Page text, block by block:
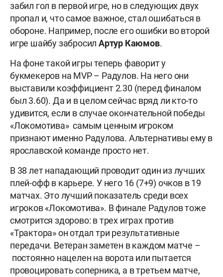
забил гол в первой игре, но в следующих двух
пропал и, что самое важное, стал ошибаться в
обороне. Например, после его ошибки во второй
игре шайбу забросилАртур Каюмов.
На фоне такой игры теперь фаворит у
букмекеров на MVP – Радулов. На него они
выставили коэффициент 2.30 (перед финалом
был 3.60). Да и в целом сейчас вряд ли кто-то
удивится, если в случае окончательной победы
«Локомотива» самым ценным игроком
признают именно Радулова. Альтернативы ему в
ярославской команде просто нет.
В 38 лет нападающий проводит один из лучших
плей-офф в карьере. У него 16 (7+9) очков в 19
матчах. Это лучший показатель среди всех
игроков «Локомотива». В финале Радулов тоже
смотрится здорово: в трех играх против
«Трактора» он отдал три результативные
передачи. Ветеран заметен в каждом матче –
постоянно нацелен на ворота или пытается
провоцировать соперника, а в третьем матче,